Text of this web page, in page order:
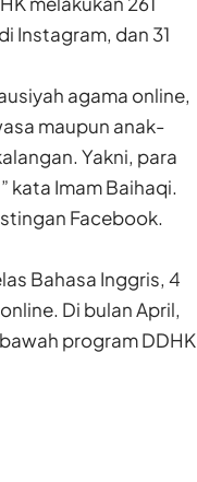
Instagram, dan 31
agama online,
maupun anak-
Yakni, para
kata Imam Baihaqi.
Facebook.
Bahasa Inggris, 4
Di bulan April,
program DDHK